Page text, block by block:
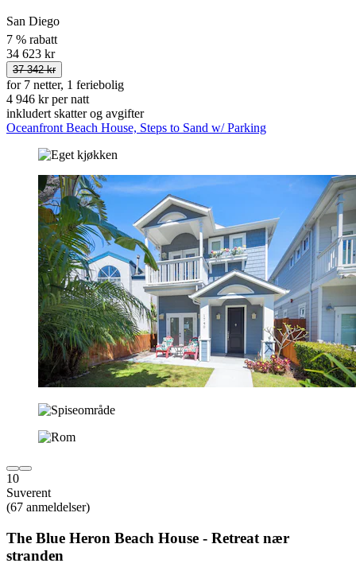
San Diego
7 % rabatt
34 623 kr
37 342 kr
for 7 netter, 1 feriebolig
4 946 kr per natt
inkludert skatter og avgifter
Oceanfront Beach House, Steps to Sand w/ Parking
10
Suverent
(67 anmeldelser)
The Blue Heron Beach House - Retreat nær
stranden